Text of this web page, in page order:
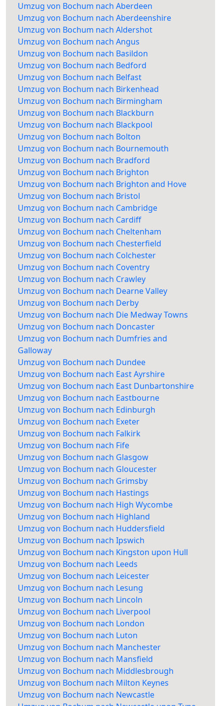
Umzug von Bochum nach Aberdeen
Umzug von Bochum nach Aberdeenshire
Umzug von Bochum nach Aldershot
Umzug von Bochum nach Angus
Umzug von Bochum nach Basildon
Umzug von Bochum nach Bedford
Umzug von Bochum nach Belfast
Umzug von Bochum nach Birkenhead
Umzug von Bochum nach Birmingham
Umzug von Bochum nach Blackburn
Umzug von Bochum nach Blackpool
Umzug von Bochum nach Bolton
Umzug von Bochum nach Bournemouth
Umzug von Bochum nach Bradford
Umzug von Bochum nach Brighton
Umzug von Bochum nach Brighton and Hove
Umzug von Bochum nach Bristol
Umzug von Bochum nach Cambridge
Umzug von Bochum nach Cardiff
Umzug von Bochum nach Cheltenham
Umzug von Bochum nach Chesterfield
Umzug von Bochum nach Colchester
Umzug von Bochum nach Coventry
Umzug von Bochum nach Crawley
Umzug von Bochum nach Dearne Valley
Umzug von Bochum nach Derby
Umzug von Bochum nach Die Medway Towns
Umzug von Bochum nach Doncaster
Umzug von Bochum nach Dumfries and
Galloway
Umzug von Bochum nach Dundee
Umzug von Bochum nach East Ayrshire
Umzug von Bochum nach East Dunbartonshire
Umzug von Bochum nach Eastbourne
Umzug von Bochum nach Edinburgh
Umzug von Bochum nach Exeter
Umzug von Bochum nach Falkirk
Umzug von Bochum nach Fife
Umzug von Bochum nach Glasgow
Umzug von Bochum nach Gloucester
Umzug von Bochum nach Grimsby
Umzug von Bochum nach Hastings
Umzug von Bochum nach High Wycombe
Umzug von Bochum nach Highland
Umzug von Bochum nach Huddersfield
Umzug von Bochum nach Ipswich
Umzug von Bochum nach Kingston upon Hull
Umzug von Bochum nach Leeds
Umzug von Bochum nach Leicester
Umzug von Bochum nach Lesung
Umzug von Bochum nach Lincoln
Umzug von Bochum nach Liverpool
Umzug von Bochum nach London
Umzug von Bochum nach Luton
Umzug von Bochum nach Manchester
Umzug von Bochum nach Mansfield
Umzug von Bochum nach Middlesbrough
Umzug von Bochum nach Milton Keynes
Umzug von Bochum nach Newcastle